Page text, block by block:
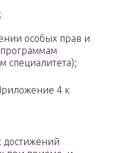
особых прав и
специалитета);
4 к
достижений